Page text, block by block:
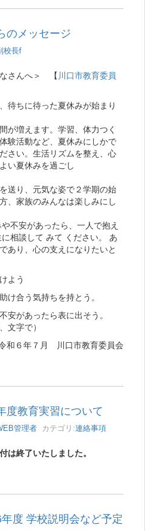
のメッセージ
校長f
なさんへ＞ 【 川口市教育委員
待ちに待った夏休みが始まり
が増えます。学習、体力つく
験活動など、夏休みにしかで
さい。生活リズムを整え、心
い夏休みを過ごし
送り、元気な姿で２学期の始
、家族のみんなは楽しみにし
不安があったら、一人で抱え
相談して みて ください。 あ
あり、心の支えになりたいと
よう
合う気持ちを持とう。
があったら表に出そう。
文字で）
和６年７月 川口市教育委員会
度教育実習について
管理者 カテゴリ:連絡事項
は終了いたしました。
年度 学校説明会など予定